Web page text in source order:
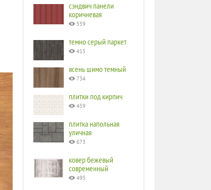
сэндвич панели
коричневая
559
темно серый паркет
415
ясень шимо темный
734
плитки под кирпич
459
плитка напольная
уличная
673
ковер бежевый
современный
495